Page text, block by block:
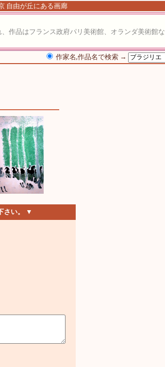
自由が丘にある画廊
品はフランス政府パリ美術館、オランダ美術館な
作家名,作品名で検索 →
さい。 ▼